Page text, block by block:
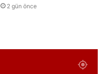
2 gün önce